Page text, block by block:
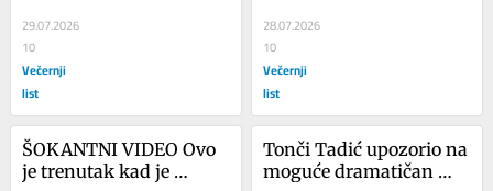
29.07.2026
10
Večernji
list
ispisane...
28.07.2026
10
Večernji
list
ŠOKANTNI VIDEO Ovo
je trenutak kad je
Tonči Tadić upozorio na
moguće dramatičan